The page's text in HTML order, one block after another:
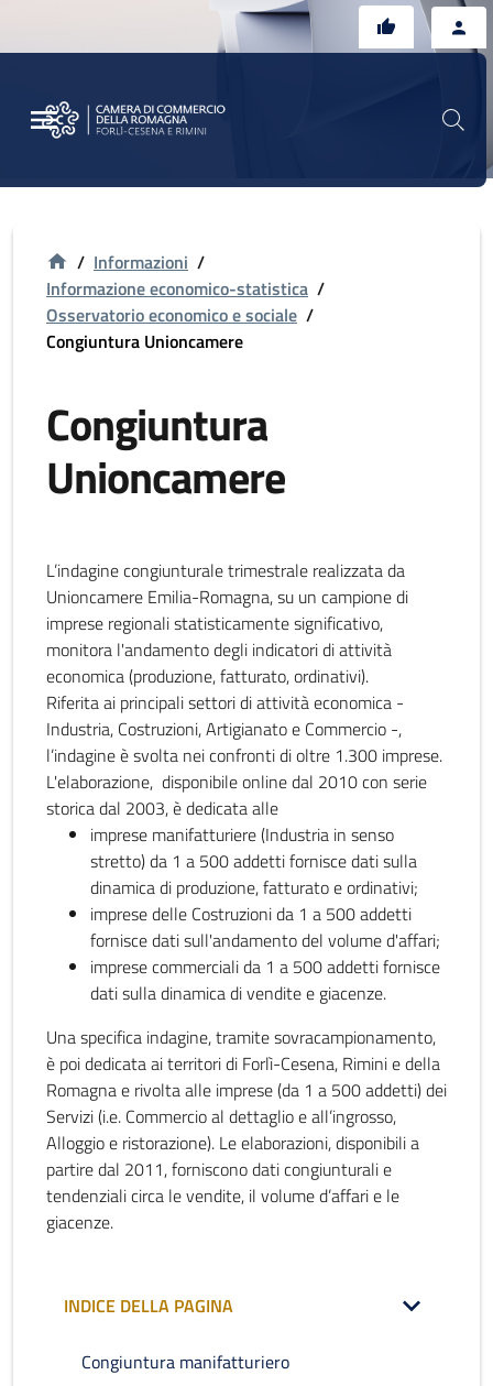
/ Informazioni /
Informazione economico-statistica /
Osservatorio economico e sociale /
Congiuntura Unioncamere
Congiuntura
Unioncamere
L’indagine congiunturale trimestrale realizzata da
Unioncamere Emilia-Romagna, su un campione di
imprese regionali statisticamente significativo,
monitora l'andamento degli indicatori di attività
economica (produzione, fatturato, ordinativi).
Riferita ai principali settori di attività economica -
Industria, Costruzioni, Artigianato e Commercio -,
l’indagine è svolta nei confronti di oltre 1.300 imprese.
L'elaborazione, disponibile online dal 2010 con serie
storica dal 2003, è dedicata alle
imprese manifatturiere (Industria in senso
stretto) da 1 a 500 addetti fornisce dati sulla
dinamica di produzione, fatturato e ordinativi;
imprese delle Costruzioni da 1 a 500 addetti
fornisce dati sull'andamento del volume d'affari;
imprese commerciali da 1 a 500 addetti fornisce
dati sulla dinamica di vendite e giacenze.
Una specifica indagine, tramite sovracampionamento,
è poi dedicata ai territori di Forlì-Cesena, Rimini e della
Romagna e rivolta alle imprese (da 1 a 500 addetti) dei
Servizi (i.e. Commercio al dettaglio e all’ingrosso,
Alloggio e ristorazione). Le elaborazioni, disponibili a
partire dal 2011, forniscono dati congiunturali e
tendenziali circa le vendite, il volume d’affari e le
giacenze.
INDICE DELLA PAGINA
Congiuntura manifatturiero